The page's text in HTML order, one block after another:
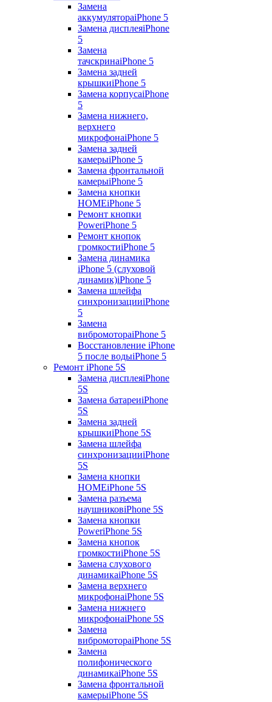
Замена
аккумулятораiPhone 5
Замена дисплеяiPhone
5
Замена
тачскринаiPhone 5
Замена задней
крышкиiPhone 5
Замена корпусаiPhone
5
Замена нижнего,
верхнего
микрофонаiPhone 5
Замена задней
камерыiPhone 5
Замена фронтальной
камерыiPhone 5
Замена кнопки
HOMEiPhone 5
Ремонт кнопки
PoweriPhone 5
Ремонт кнопок
громкостиiPhone 5
Замена динамика
iPhone 5 (слуховой
динамик)iPhone 5
Замена шлейфа
синхронизацииiPhone
5
Замена
вибромотораiPhone 5
Восстановление iPhone
5 после водыiPhone 5
Ремонт iPhone 5S
Замена дисплеяiPhone
5S
Замена батареиiPhone
5S
Замена задней
крышкиiPhone 5S
Замена шлейфа
синхронизацииiPhone
5S
Замена кнопки
HOMEiPhone 5S
Замена разъема
наушниковiPhone 5S
Замена кнопки
PoweriPhone 5S
Замена кнопок
громкостиiPhone 5S
Замена слухового
динамикаiPhone 5S
Замена верхнего
микрофонаiPhone 5S
Замена нижнего
микрофонаiPhone 5S
Замена
вибромотораiPhone 5S
Замена
полифонического
динамикаiPhone 5S
Замена фронтальной
камерыiPhone 5S